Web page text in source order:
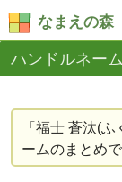
なまえの森
ハンドルネー
「福士 蒼汰(
ームのまとめ